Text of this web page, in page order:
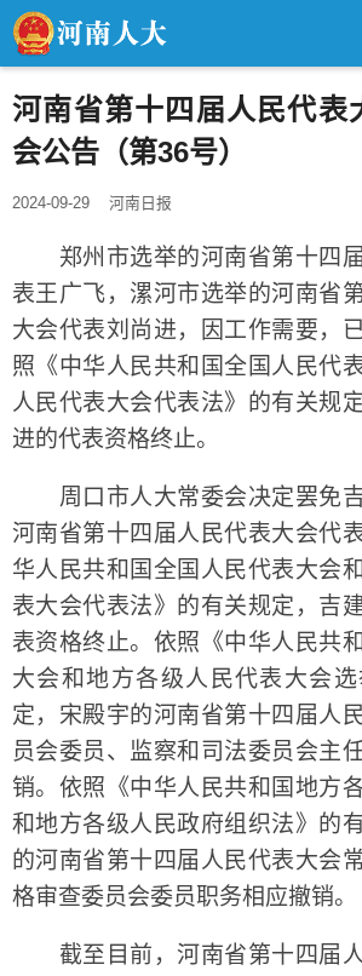
河南省第十四届人民代表
会公告（第36号）
2024-09-29 河南日报
郑州市选举的河南省第十四届
表王广飞，漯河市选举的河南省
大会代表刘尚进，因工作需要，
照《中华人民共和国全国人民代
人民代表大会代表法》的有关规
进的代表资格终止。
周口市人大常委会决定罢免吉
河南省第十四届人民代表大会代
华人民共和国全国人民代表大会
表大会代表法》的有关规定，吉
表资格终止。依照《中华人民共
大会和地方各级人民代表大会
定，宋殿宇的河南省第十四届人
员会委员、监察和司法委员会主
销。依照《中华人民共和国地方
和地方各级人民政府组织法》的
的河南省第十四届人民代表大会
格审查委员会委员职务相应撤销。
截至目前，河南省第十四届人